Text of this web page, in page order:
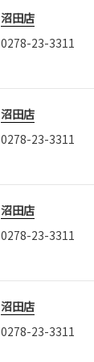
沼田店
0278-23-3311
沼田店
0278-23-3311
沼田店
0278-23-3311
沼田店
0278-23-3311